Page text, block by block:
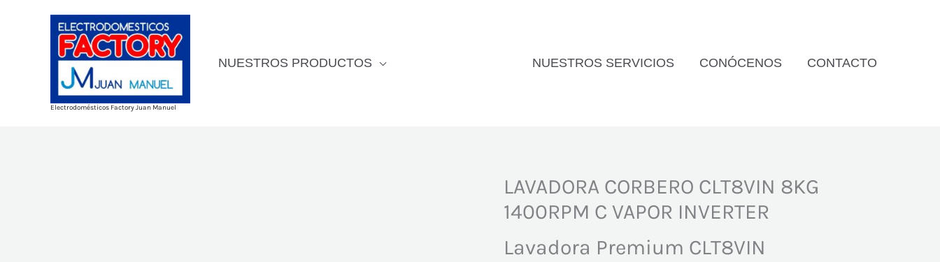
Electrodomésticos Factory Juan Manuel
NUESTROS PRODUCTOS NUESTROS SERVICIOS CONÓCENOS CONTACTO
LAVADORA CORBERO CLT8VIN 8KG
1400RPM C VAPOR INVERTER
Lavadora Premium CLT8VIN